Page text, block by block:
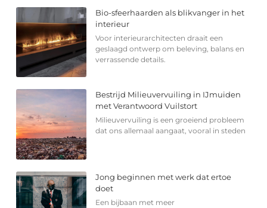
Bio-sfeerhaarden als blikvanger in het
interieur
Voor interieurarchitecten draait een
geslaagd ontwerp om beleving, balans en
verrassende details.
Bestrijd Milieuvervuiling in IJmuiden
met Verantwoord Vuilstort
Milieuvervuiling is een groeiend probleem
dat ons allemaal aangaat, vooral in steden
Jong beginnen met werk dat ertoe
doet
Een bijbaan met meer